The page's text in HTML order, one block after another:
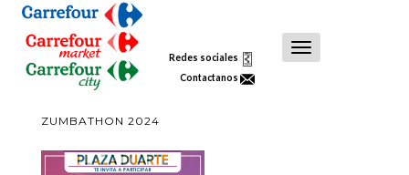
Redes sociales
Contactanos
Toggle
ZUMBATHON 2024